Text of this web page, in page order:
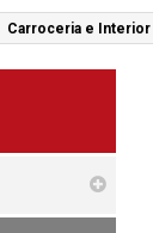
Carroceria e Interior